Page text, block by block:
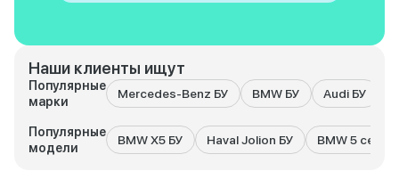
Наши клиенты ищут
Популярные
марки
Mercedes-Benz БУ BMW БУ Audi БУ
Популярные
модели
BMW X5 БУ Haval Jolion БУ BMW 5 серия